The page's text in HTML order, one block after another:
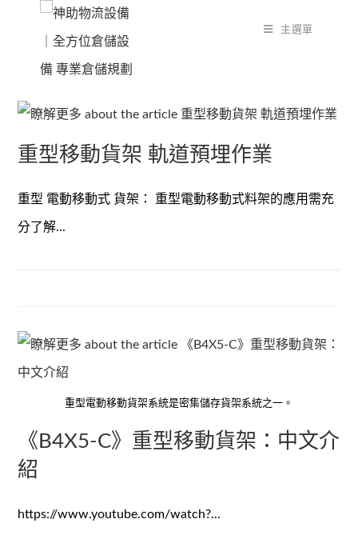
主選單
重型移動貨架 軌道預埋作業
重型 電動移動式 貨架： 重型電動移動式料架的應用需充
分了解...
重型電動移動貨架系統是密集儲存貨架系統之一。
《B4X5-C》重型移動貨架：中文介
紹
https://www.youtube.com/watch?...